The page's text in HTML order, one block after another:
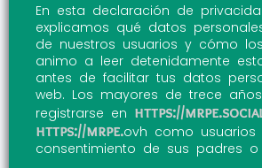
En esta declaración de
explicamos qué datos
de nuestros usuarios y cómo
animo a leer detenidamente
antes de facilitar tus datos
web. Los mayores de trece
registrarse en https://
https://mrpe.ovh como usuarios
consentimiento de sus padres o